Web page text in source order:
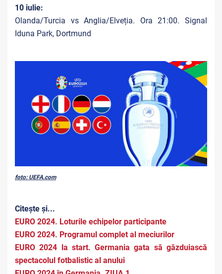
10 iulie:
Olanda/Turcia vs Anglia/Elveția. Ora 21:00. Signal
Iduna Park, Dortmund
foto: UEFA.com
Citește și...
EURO 2024. Loturile echipelor participante
EURO 2024. Programul complet al meciurilor
EURO 2024 la start. Germania gata să găzduiască
spectacolul fotbalistic al anului